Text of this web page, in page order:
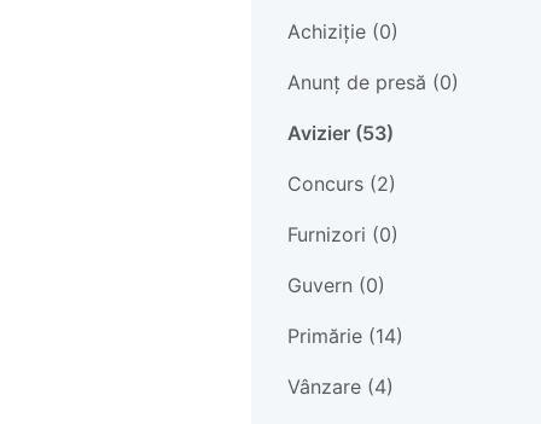
Achiziție (0)
Anunț de presă (0)
Avizier (53)
Concurs (2)
Furnizori (0)
Guvern (0)
Primărie (14)
Vânzare (4)